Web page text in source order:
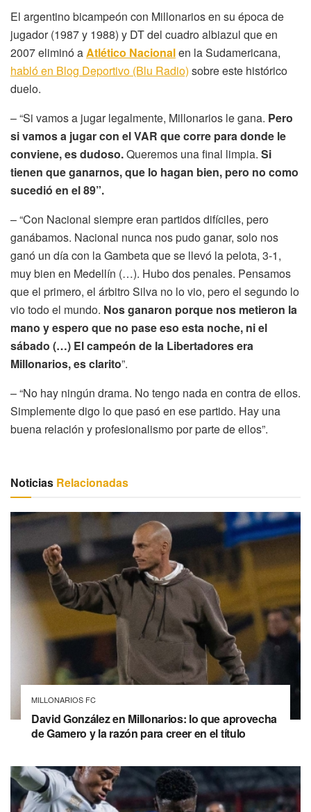
El argentino bicampeón con Millonarios en su época de
jugador (1987 y 1988) y DT del cuadro albiazul que en
2007 eliminó aAtlético Nacionalen la Sudamericana,
habló en Blog Deportivo (Blu Radio) sobre este histórico
duelo.
– “Si vamos a jugar legalmente, Millonarios le gana. Pero
si vamos a jugar con el VAR que corre para donde le
conviene, es dudoso.Queremos una final limpia. Si
tienen que ganarnos, que lo hagan bien, pero no como
sucedió en el 89”.
– “Con Nacional siempre eran partidos difíciles, pero
ganábamos. Nacional nunca nos pudo ganar, solo nos
ganó un día con la Gambeta que se llevó la pelota, 3-1,
muy bien en Medellín (…). Hubo dos penales. Pensamos
que el primero, el árbitro Silva no lo vio, pero el segundo lo
vio todo el mundo. Nos ganaron porque nos metieron la
mano y espero que no pase eso esta noche, ni el
sábado (…) El campeón de la Libertadores era
Millonarios, es clarito”.
– “No hay ningún drama. No tengo nada en contra de ellos.
Simplemente digo lo que pasó en ese partido. Hay una
buena relación y profesionalismo por parte de ellos”.
Noticias Relacionadas
MILLONARIOS FC
David González en Millonarios: lo que aprovecha
de Gamero y la razón para creer en el título